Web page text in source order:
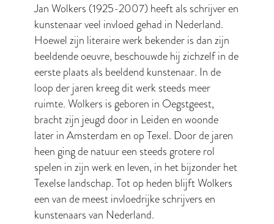
Jan Wolkers (1925-2007) heeft als schrijver en
kunstenaar veel invloed gehad in Nederland.
Hoewel zijn literaire werk bekender is dan zijn
beeldende oeuvre, beschouwde hij zichzelf in de
eerste plaats als beeldend kunstenaar. In de
loop der jaren kreeg dit werk steeds meer
ruimte. Wolkers is geboren in Oegstgeest,
bracht zijn jeugd door in Leiden en woonde
later in Amsterdam en op Texel. Door de jaren
heen ging de natuur een steeds grotere rol
spelen in zijn werk en leven, in het bijzonder het
Texelse landschap. Tot op heden blijft Wolkers
een van de meest invloedrijke schrijvers en
kunstenaars van Nederland.